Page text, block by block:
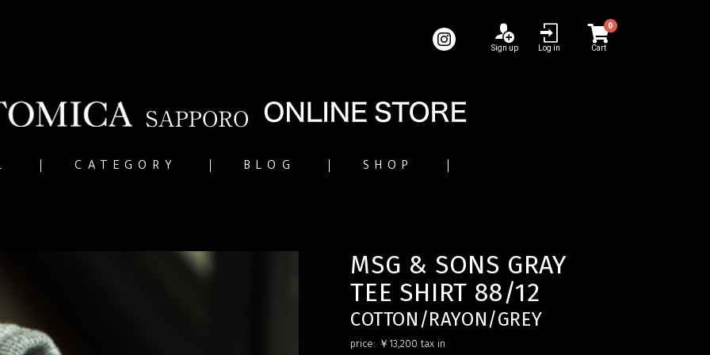
Sign up Log in
0
Cart
CATEGORY BLOG SHOP
MSG & SONS GRAY
TEE SHIRT 88/12
COTTON/RAYON/GREY
price: ￥13,200 tax in